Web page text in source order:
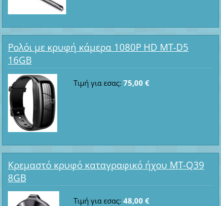
Ρολόι με κρυφή κάμερα 1080P HD MT-D5
16GB
Τιμή για εσας: 75,00 €
Κρεμαστό κρυφό καταγραφικό ήχου MT-Q39
8GB
Τιμή για εσας: 48,00 €